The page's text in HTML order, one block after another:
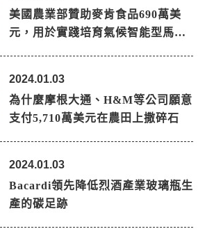
美國農業部贊助麥肯食品690萬美
元，用於實踐培育氣候智能型馬…
2024.01.03
為什麼摩根大通、H&M等公司願意
支付5,710萬美元在農田上撒碎石
2024.01.03
Bacardi領先降低烈酒產業玻璃瓶生
產的碳足跡